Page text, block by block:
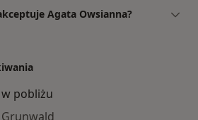
Agata Owsianna?
pobliżu